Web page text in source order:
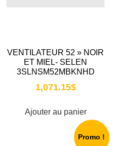
VENTILATEUR 52 » NOIR
ET MIEL- SELEN
3SLNSM52MBKNHD
1,071.15$
Ajouter au panier
Promo !